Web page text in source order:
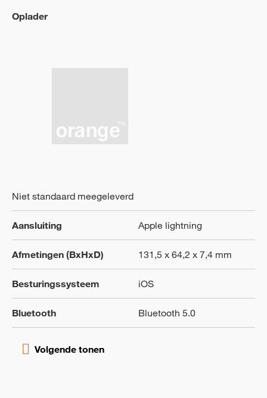
Oplader
Niet standaard meegeleverd
Aansluiting Apple lightning
Afmetingen (BxHxD) 131,5 x 64,2 x 7,4 mm
Besturingssysteem iOS
Bluetooth Bluetooth 5.0